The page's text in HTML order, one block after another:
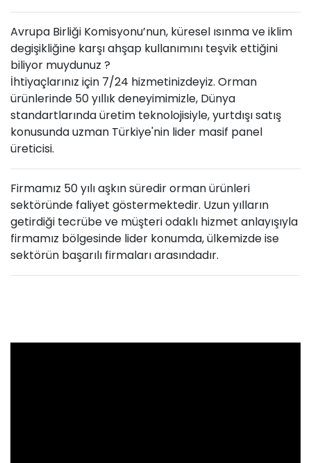
Avrupa Birliği Komisyonu’nun, küresel ısınma ve iklim
degişikliğine karşı ahşap kullanımını teşvik ettiğini
biliyor muydunuz ?
İhtiyaçlarınız için 7/24 hizmetinizdeyiz. Orman
ürünlerinde 50 yıllık deneyimimizle, Dünya
standartlarında üretim teknolojisiyle, yurtdışı satış
konusunda uzman Türkiye'nin lider masif panel
üreticisi.
Firmamız 50 yılı aşkın süredir orman ürünleri
sektöründe faliyet göstermektedir. Uzun yılların
getirdiği tecrübe ve müşteri odaklı hizmet anlayışıyla
firmamız bölgesinde lider konumda, ülkemizde ise
sektörün başarılı firmaları arasındadır.